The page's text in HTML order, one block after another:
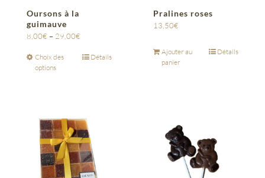
Oursons à la
guimauve
8,00€ – 29,00€
Choix des
options
Détails
Pralines roses
13,50€
Ajouter au
panier
Détails